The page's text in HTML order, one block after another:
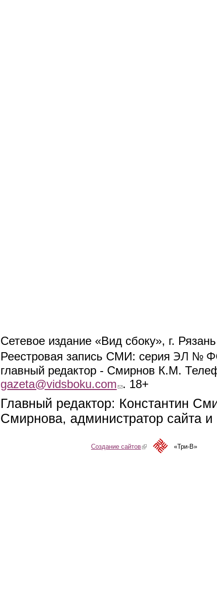
Сетевое издание «Вид сбоку», г.
Реестровая запись СМИ: серия ЭЛ №
главный редактор - Смирнов К.М.
gazeta@vidsboku.com (link sends e-mail)
. 18+
Главный редактор: Константин
Смирнова, администратор сайта
Создание сайтов(link is external)«Три-В»